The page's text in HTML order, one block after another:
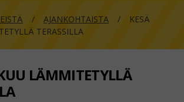
AJANKOHTAISTA
KESÄ
TERASSILLA
LÄMMITETYLLÄ